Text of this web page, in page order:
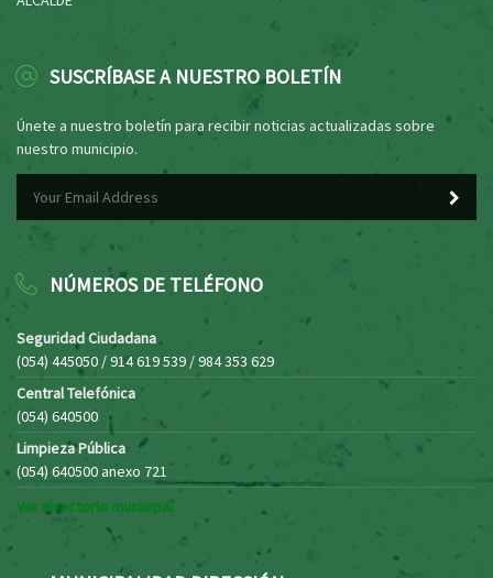
SUSCRÍBASE A NUESTRO BOLETÍN
Únete a nuestro boletín para recibir noticias actualizadas sobre
nuestro municipio.
NÚMEROS DE TELÉFONO
Seguridad Ciudadana
(054) 445050 / 914 619 539 / 984 353 629
Central Telefónica
(054) 640500
Limpieza Pública
(054) 640500 anexo 721
Ver directorio municipal